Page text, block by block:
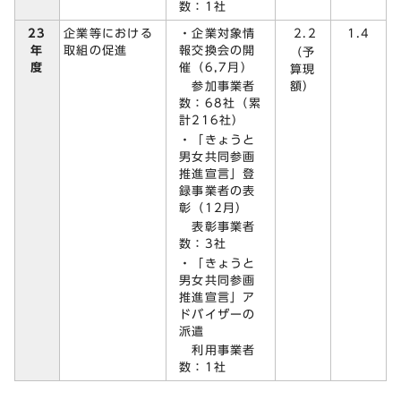
数：1社
23
年
度
企業等における
取組の促進
・企業対象情
報交換会の開
催（6,7月）
参加事業者
数：68社（累
計216社）
・「きょうと
男女共同参画
推進宣言」登
録事業者の表
彰（12月）
表彰事業者
数：3社
・「きょうと
男女共同参画
推進宣言」ア
ドバイザーの
派遣
利用事業者
数：1社
2.2
（予
算現
額）
1.4